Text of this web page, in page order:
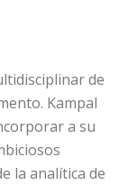
de
Kampal
a su
la analítica de